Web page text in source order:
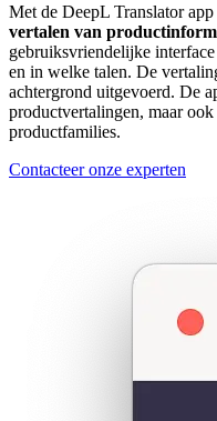
Met de DeepL Translator app
vertalen van
gebruiksvriendelijke
en in welke talen. De
achtergrond uitgevoerd. De
productvertalingen, maar
productfamilies.
Contacteer onze experten